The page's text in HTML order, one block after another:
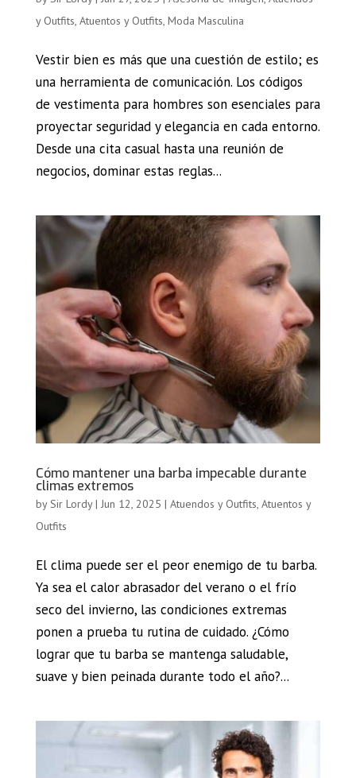
y Outfits, Atuentos y Outfits, Moda Masculina
Vestir bien es más que una cuestión de estilo; es
una herramienta de comunicación. Los códigos
de vestimenta para hombres son esenciales para
proyectar seguridad y elegancia en cada entorno.
Desde una cita casual hasta una reunión de
negocios, dominar estas reglas...
Cómo mantener una barba impecable durante
climas extremos
bySir Lordy| Jun 12, 2025 | Atuendos y Outfits, Atuentos y
Outfits
El clima puede ser el peor enemigo de tu barba.
Ya sea el calor abrasador del verano o el frío
seco del invierno, las condiciones extremas
ponen a prueba tu rutina de cuidado. ¿Cómo
lograr que tu barba se mantenga saludable,
suave y bien peinada durante todo el año?...